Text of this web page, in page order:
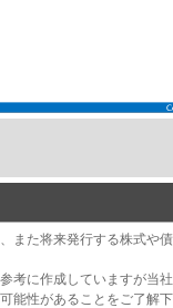
また将来発行する株式や
考に作成していますが当
能性があることをご了解